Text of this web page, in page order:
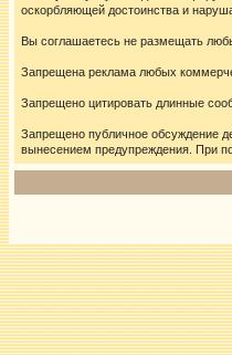
оскорбляющей достоинства и
Вы соглашаетесь не размещать
Запрещена реклама любых
Запрещено цитировать длинные
Запрещено публичное обсуждение
вынесением предупреждения. При